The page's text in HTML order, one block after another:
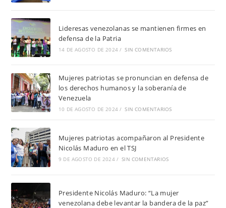
Lideresas venezolanas se mantienen firmes en
defensa de la Patria
14 DE AGOSTO DE 2024 / SIN COMENTARIOS
Mujeres patriotas se pronuncian en defensa de
los derechos humanos y la soberanía de
Venezuela
10 DE AGOSTO DE 2024 / SIN COMENTARIOS
Mujeres patriotas acompañaron al Presidente
Nicolás Maduro en el TSJ
9 DE AGOSTO DE 2024 / SIN COMENTARIOS
Presidente Nicolás Maduro: “La mujer
venezolana debe levantar la bandera de la paz”